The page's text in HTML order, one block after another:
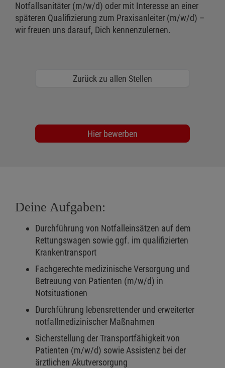
Notfallsanitäter (m/w/d) oder mit Interesse an einer
späteren Qualifizierung zum Praxisanleiter (m/w/d) –
wir freuen uns darauf, Dich kennenzulernen.
Zurück zu allen Stellen
Hier bewerben
Deine Aufgaben:
Durchführung von Notfalleinsätzen auf dem
Rettungswagen sowie ggf. im qualifizierten
Krankentransport
Fachgerechte medizinische Versorgung und
Betreuung von Patienten (m/w/d) in
Notsituationen
Durchführung lebensrettender und erweiterter
notfallmedizinischer Maßnahmen
Sicherstellung der Transportfähigkeit von
Patienten (m/w/d) sowie Assistenz bei der
ärztlichen Akutversorgung